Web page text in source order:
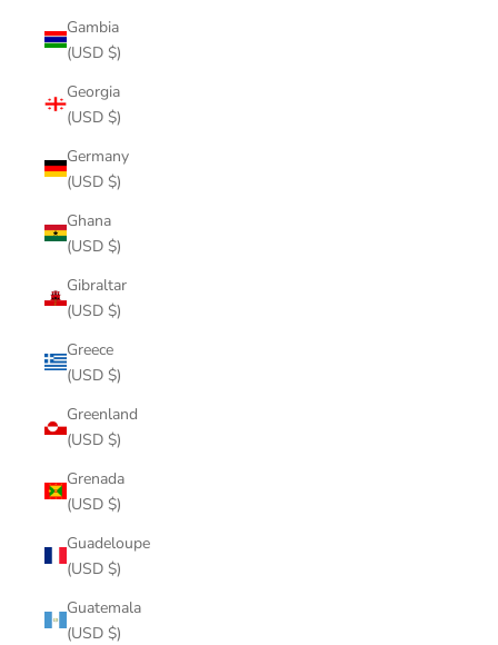
Gambia
(USD $)
Georgia
(USD $)
Germany
(USD $)
Ghana
(USD $)
Gibraltar
(USD $)
Greece
(USD $)
Greenland
(USD $)
Grenada
(USD $)
Guadeloupe
(USD $)
Guatemala
(USD $)